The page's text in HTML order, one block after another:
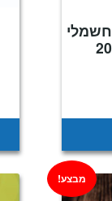
מבצע!